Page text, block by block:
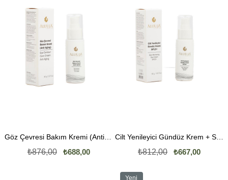
Göz Çevresi Bakım Kremi (Anti-Aging) 40 GR
₺688,00
₺876,00
%21İndirim
Cilt Yenileyici Gündüz Krem + SPF15 (Güneşi Koruyucu Krem)
₺667,00
₺812,00
%18İndirim
Yeni